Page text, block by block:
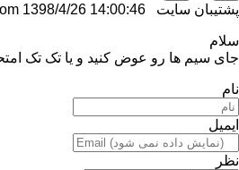
پشتیبان سایت www.bprshop.com 1398/4/26 14:00:46
سلام
جای سیم ها رو عوض کنید و یا تک تک
نام
ایمیل
نظر